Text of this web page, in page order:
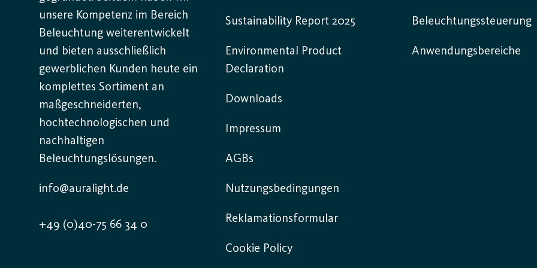
unsere Kompetenz im Bereich
Beleuchtung weiterentwickelt
und bieten ausschließlich
gewerblichen Kunden heute ein
komplettes Sortiment an
maßgeschneiderten,
hochtechnologischen und
nachhaltigen
Beleuchtungslösungen.
info@auralight.de
+49 (0)40-75 66 34 0
Sustainability Report 2025
Environmental Product
Declaration
Downloads
Impressum
AGBs
Nutzungsbedingungen
Reklamationsformular
Cookie Policy
Beleuchtungssteuerung
Anwendungsbereiche